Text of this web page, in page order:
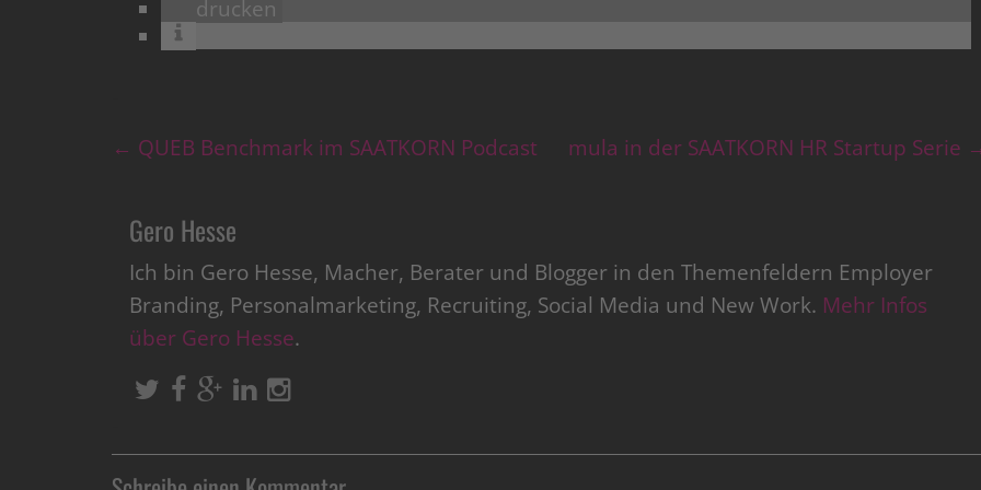
drucken
← QUEB Benchmark im SAATKORN Podcast mula in der SAATKORN HR Startup Serie
Gero Hesse
Ich bin Gero Hesse, Macher, Berater und Blogger in den Themenfeldern Employer
Branding, Personalmarketing, Recruiting, Social Media und New Work. Mehr Infos
über Gero Hesse.